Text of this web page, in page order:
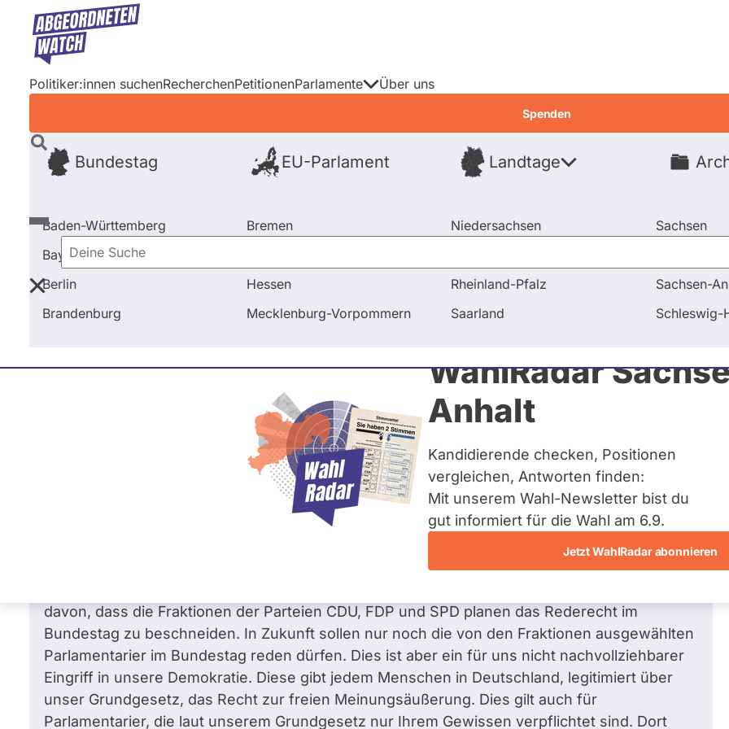
Direkt
Inhalt
Politiker:innen suchenRecherchenPetitionenParlamente
Bundestag EU-Parlament Landtage
Baden-Württemberg
Bayern
Berlin
Brandenburg
Bremen
Hessen
Mecklenburg-Vorpommern
Niedersachsen
Rheinland-Pfalz
Saarland
Sachsen
Sachsen-
Schleswig-
Über uns
Spenden
Deine
Suche
WahlRadar
Anhalt
Kandidierende checken, Positionen
vergleichen, Antworten finden:
Mit unserem Wahl-Newsletter bist du
gut informiert für die Wahl am 6.9.
Jetzt WahlRadar abonnieren
Startseite Frage stellen Christian Lange Fragen und Antworten Frage an Christian Lange bezüglich
Christian Lange Zum Profil
Peter N.bezüglich Gesellschaftspolitik, soziale
davon, dass die Fraktionen der Parteien CDU, FDP und SPD planen das Rederecht im
Bundestag zu beschneiden. In Zukunft sollen nur noch die von den Fraktionen ausgewählten
Parlamentarier im Bundestag reden dürfen. Dies ist aber ein für uns nicht nachvollziehbarer
Eingriff in unsere Demokratie. Diese gibt jedem Menschen in Deutschland, legitimiert über
unser Grundgesetz, das Recht zur freien Meinungsäußerung. Dies gilt auch für
Parlamentarier, die laut unserem Grundgesetz nur Ihrem Gewissen verpflichtet sind. Dort